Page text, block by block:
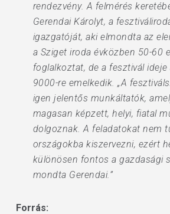
rendezvény. A felmérés
Gerendai Károlyt, a
igazgatóját, aki elmondta az
a Sziget iroda évközben 50-60
foglalkoztat, de a fesztivál
9000-re emelkedik. „A
igen jelentős munkáltatók,
magasan képzett, helyi, fiatal
dolgoznak. A feladatokat nem
országokba kiszervezni, ezért
különösen fontos a gazdasági
mondta Gerendai.”
Forrás: